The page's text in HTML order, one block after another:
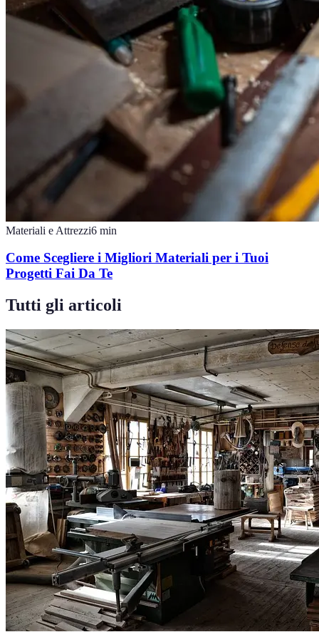
Materiali e Attrezzi6 min
Come Scegliere i Migliori Materiali per i Tuoi
Progetti Fai Da Te
Tutti gli articoli